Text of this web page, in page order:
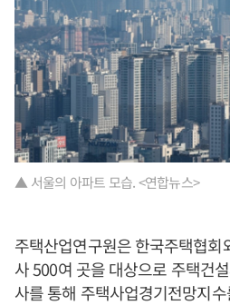
▲ 서울의 아파트 모습. <연합뉴스>
주택산업연구원은 한국주택협
사 500여 곳을 대상으로 주택건
사를 통해 주택사업경기전망지